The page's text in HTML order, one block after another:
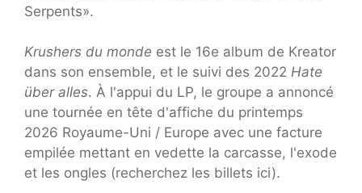
Serpents».
Krushers du monde est le 16e album de Kreator
dans son ensemble, et le suivi des 2022 Hate
über alles. À l'appui du LP, le groupe a annoncé
une tournée en tête d'affiche du printemps
2026 Royaume-Uni / Europe avec une facture
empilée mettant en vedette la carcasse, l'exode
et les ongles (recherchez les billets ici).